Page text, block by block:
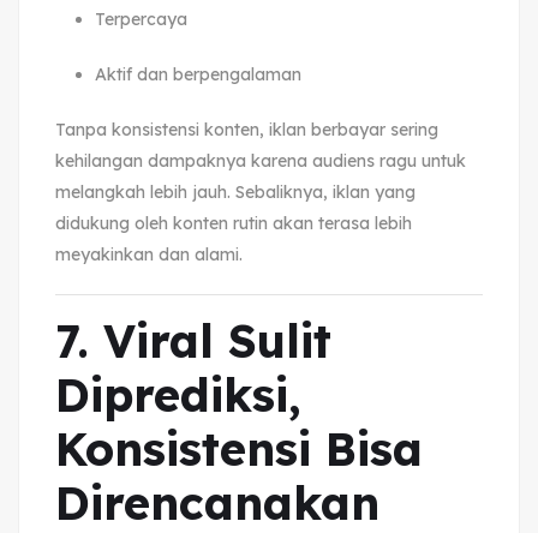
Terpercaya
Aktif dan berpengalaman
Tanpa konsistensi konten, iklan berbayar sering
kehilangan dampaknya karena audiens ragu untuk
melangkah lebih jauh. Sebaliknya, iklan yang
didukung oleh konten rutin akan terasa lebih
meyakinkan dan alami.
7. Viral Sulit
Diprediksi,
Konsistensi Bisa
Direncanakan